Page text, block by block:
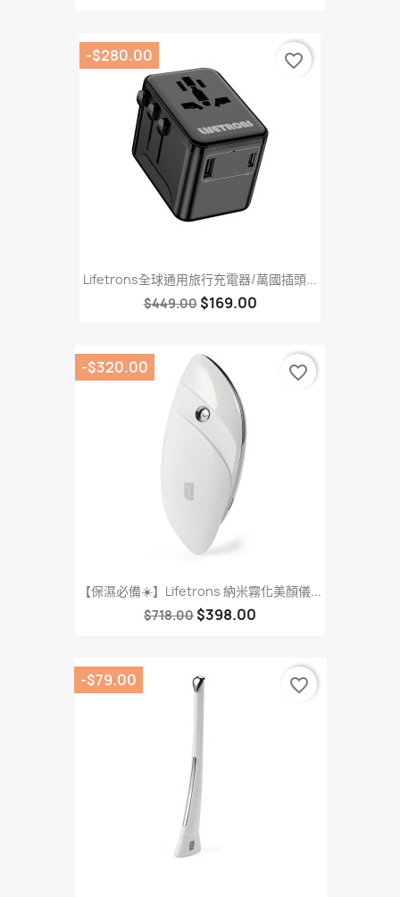
Lifetrons全球通用旅行充電器/萬國插頭...
$449.00 $169.00
-$280.00 favorite_border
【保濕必備☀️】Lifetrons 納米霧化美顏儀...
$718.00 $398.00
-$320.00 favorite_border
-$79.00 favorite_border